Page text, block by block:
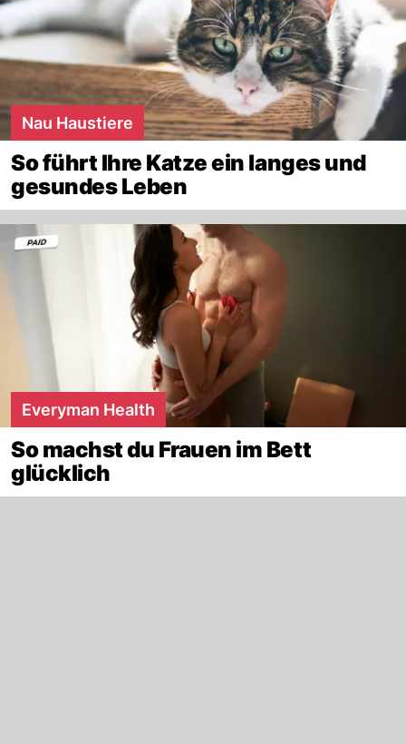
Nau Haustiere
So führt Ihre Katze ein langes und
gesundes Leben
Everyman Health
So machst du Frauen im Bett
glücklich